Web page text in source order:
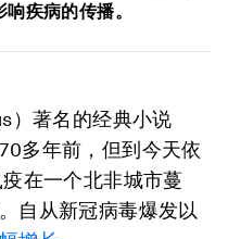
疾病的传播。
）著名的经典小说
多年前，但到今天依
在一个北非城市蔓
自从新冠病毒爆发以